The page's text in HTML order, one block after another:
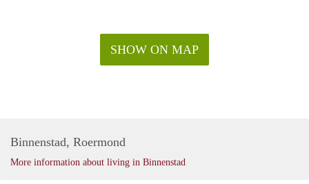
SHOW ON MAP
Binnenstad, Roermond
More information about living in Binnenstad